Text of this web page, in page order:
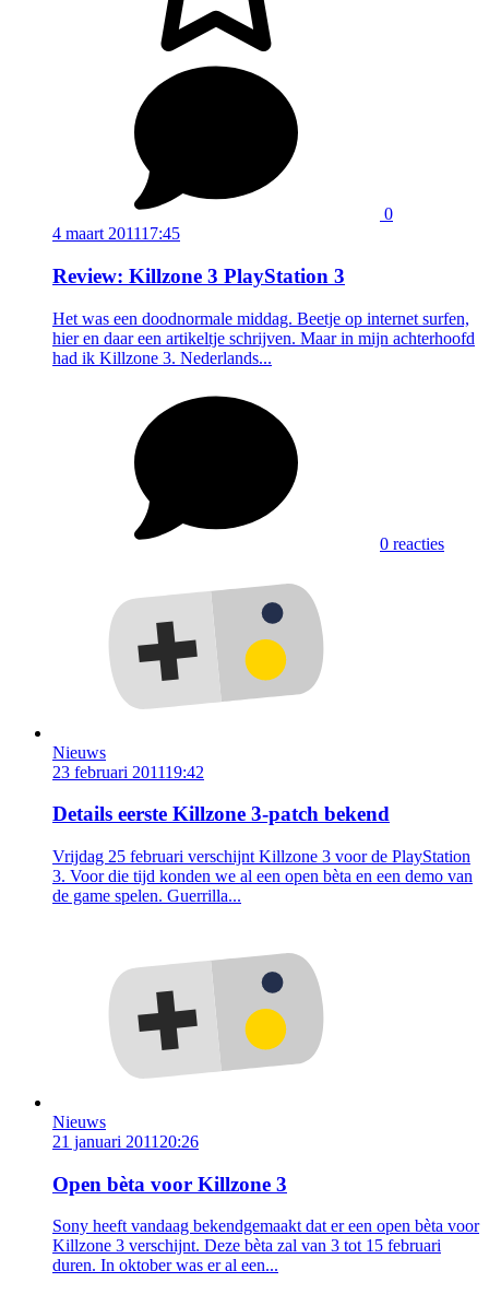
0
4 maart 201117:45
Review: Killzone 3 PlayStation 3
Het was een doodnormale middag. Beetje op internet surfen,
hier en daar een artikeltje schrijven. Maar in mijn achterhoofd
had ik Killzone 3. Nederlands...
0 reacties
Nieuws
23 februari 201119:42
Details eerste Killzone 3-patch bekend
Vrijdag 25 februari verschijnt Killzone 3 voor de PlayStation
3. Voor die tijd konden we al een open bèta en een demo van
de game spelen. Guerrilla...
Nieuws
21 januari 2011 20:26
Open bèta voor Killzone 3
Sony heeft vandaag bekendgemaakt dat er een open bèta voor
Killzone 3 verschijnt. Deze bèta zal van 3 tot 15 februari
duren. In oktober was er al een...